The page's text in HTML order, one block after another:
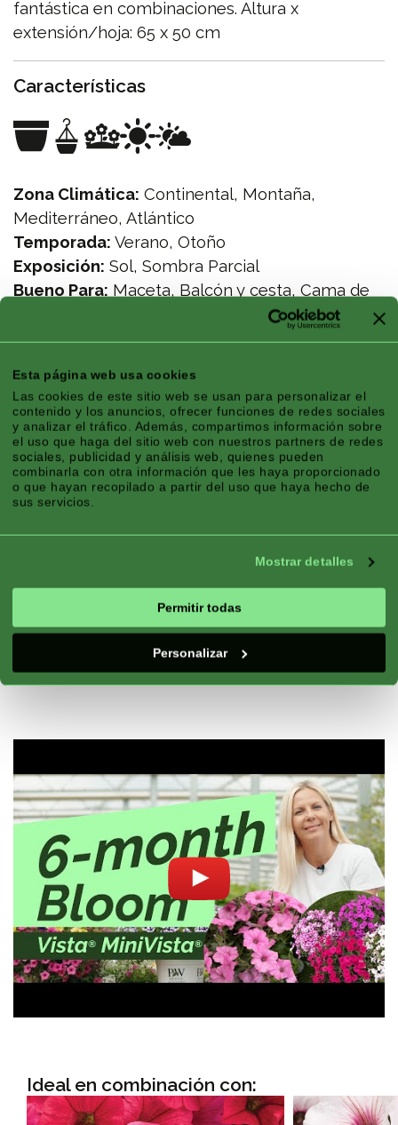
Esta página web usa cookies
Las cookies de este sitio web se usan para personalizar el
contenido y los anuncios, ofrecer funciones de redes sociales
y analizar el tráfico. Además, compartimos información sobre
el uso que haga del sitio web con nuestros partners de redes
sociales, publicidad y análisis web, quienes pueden
combinarla con otra información que les haya proporcionado
o que hayan recopilado a partir del uso que haya hecho de
sus servicios.
Mostrar detalles
Permitir todas
Personalizar
fantástica en combinaciones. Altura x
extensión/hoja: 65 x 50 cm
Características
Zona Climática: Continental, Montaña,
Mediterráneo, Atlántico
Temporada: Verano, Otoño
Exposición: Sol, Sombra Parcial
Bueno Para: Maceta, Balcón y cesta, Cama de
Floración:Floración continua
Ideal en combinación con: